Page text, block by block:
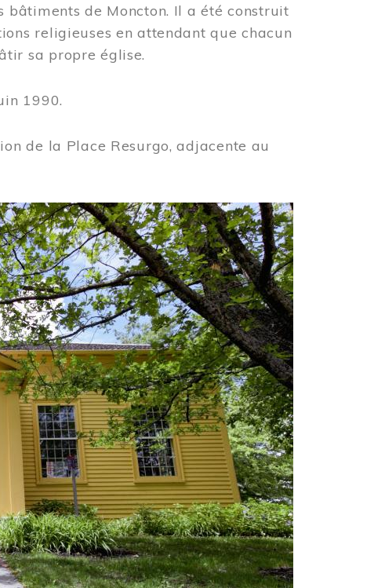
bâtiments de Moncton. Il a été construit
religieuses en attendant que chacun
sa propre église.
1990.
de la Place Resurgo, adjacente au